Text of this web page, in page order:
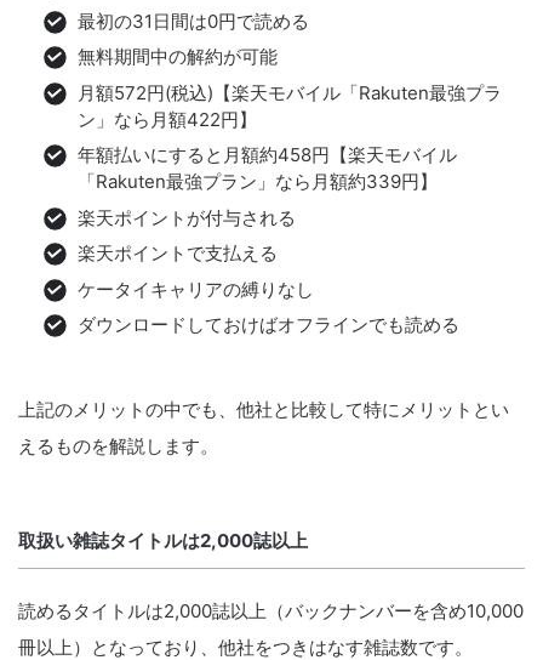
最初の31日間は0円で読める
無料期間中の解約が可能
月額572円(税込)【楽天モバイル「Rakuten最強プラ
ン」なら月額422円】
年額払いにすると月額約458円【楽天モバイル
「Rakuten最強プラン」なら月額約339円】
楽天ポイントが付与される
楽天ポイントで支払える
ケータイキャリアの縛りなし
ダウンロードしておけばオフラインでも読める
上記のメリットの中でも、他社と比較して特にメリットとい
えるものを解説します。
取扱い雑誌タイトルは2,000誌以上
読めるタイトルは2,000誌以上（バックナンバーを含め10,000
冊以上）となっており、他社をつきはなす雑誌数です。